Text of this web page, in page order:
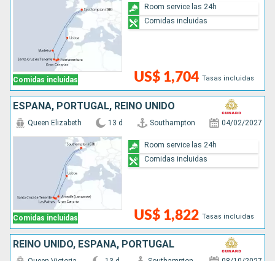
Comidas incluidas US$ 1,704 Tasas incluidas
Room service las 24h
Comidas incluidas
ESPAÑA, PORTUGAL, REINO UNIDO
Comidas incluidas
Queen Elizabeth 13 d Southampton 04/02/2027
US$ 1,822 Tasas incluidas
Room service las 24h
Comidas incluidas
REINO UNIDO, ESPAÑA, PORTUGAL